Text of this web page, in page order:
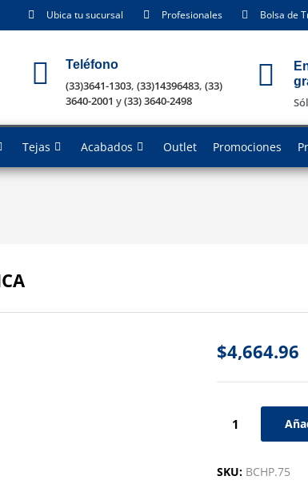
Ubica tu sucursal Profesionales Bolsa de
Teléfono
(33)3641-1303, (33)14396483, (33)
3640-2001 y(33) 3640-2498
Tejas Acabados Outlet Promociones
$4,664.96
SKU: BCHP.75